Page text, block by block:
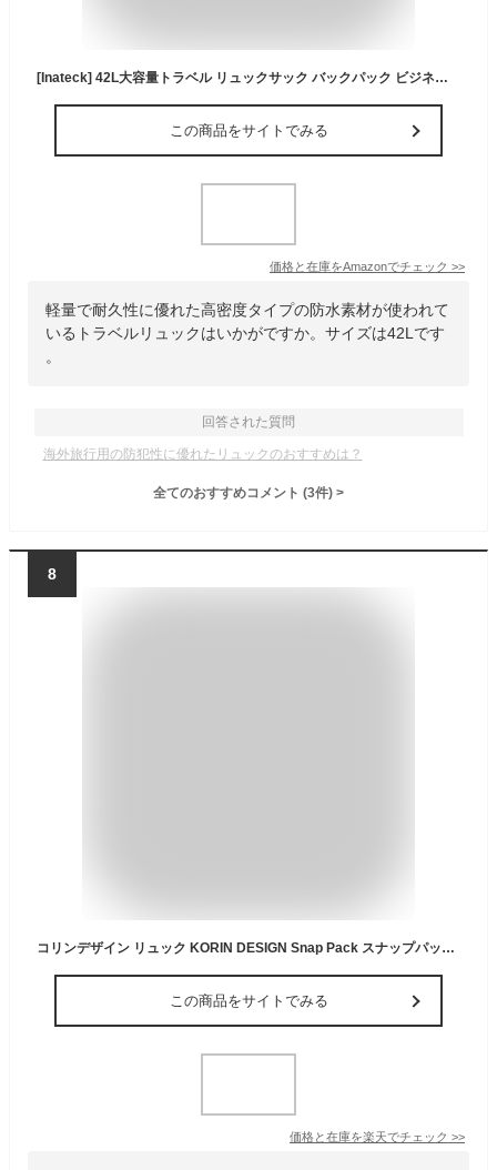
[Inateck] 42L大容量トラベル リュックサック バックパック ビジネス 機内持ち込み 手荷物、15.6インチPC バッグ 撥水生地 ハンドラゲッジ、多機能 通勤 通学 出張 人気 耐衝撃 おしゃれ 男女兼用
この商品をサイトでみる
価格と在庫をAmazonでチェック >>
軽量で耐久性に優れた高密度タイプの防水素材が使われて
いるトラベルリュックはいかがですか。サイズは42Lです
。
回答された質問
海外旅行用の防犯性に優れたリュックのおすすめは？
全てのおすすめコメント (3件) >
8
コリンデザイン リュック KORIN DESIGN Snap Pack スナップパック ビジネスリュック バックパック TSAロック 防犯 盗難防止 セキュリティー トラベルバッグ 撥水 日本限定ブラック 【2024SS 新作】
この商品をサイトでみる
価格と在庫を楽天でチェック >>